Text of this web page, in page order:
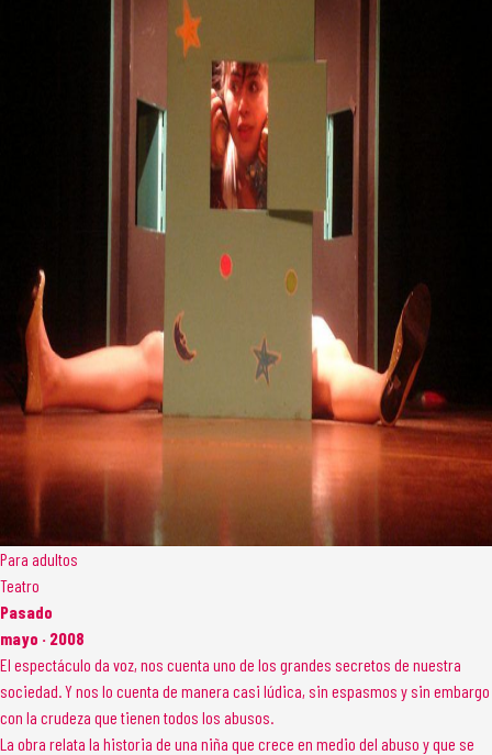
Para adultos
Teatro
Pasado
mayo · 2008
El espectáculo da voz, nos cuenta uno de los grandes secretos de nuestra
sociedad. Y nos lo cuenta de manera casi lúdica, sin espasmos y sin embargo
con la crudeza que tienen todos los abusos.
La obra relata la historia de una niña que crece en medio del abuso y que se